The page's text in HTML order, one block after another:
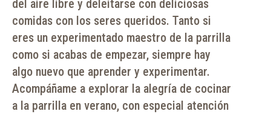
del aire libre y deleitarse con deliciosas
comidas con los seres queridos. Tanto si
eres un experimentado maestro de la parrilla
como si acabas de empezar, siempre hay
algo nuevo que aprender y experimentar.
Acompáñame a explorar la alegría de cocinar
a la parrilla en verano, con especial atención